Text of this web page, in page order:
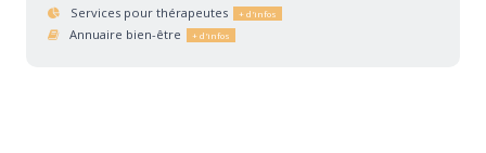
Services pour thérapeutes
Annuaire bien-être